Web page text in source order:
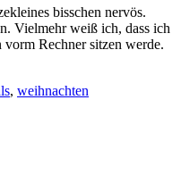
bisschen nervös.
Vielmehr weiß ich, dass ich
Rechner sitzen werde.
, weihnachten